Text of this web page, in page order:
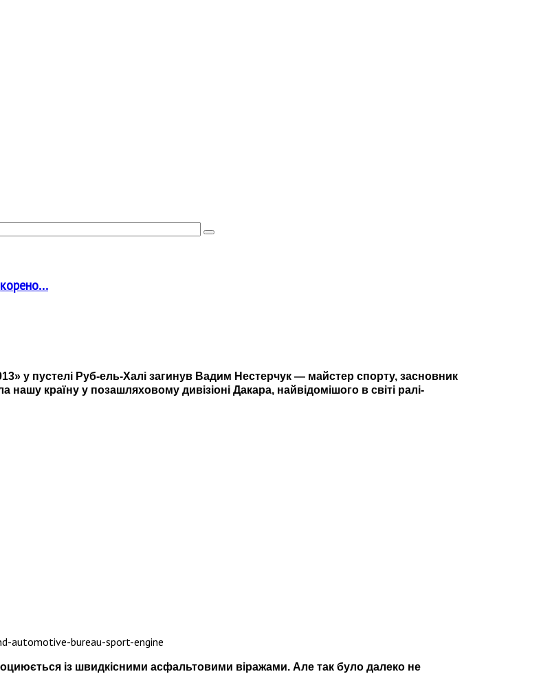
у пустелі Руб-ель-Халі загинув Вадим Нестерчук — майстер спорту, засновник
країну у позашляховому дивізіоні Дакара, найвідомішого в світі ралі-
із швидкісними асфальтовими віражами. Але так було далеко не